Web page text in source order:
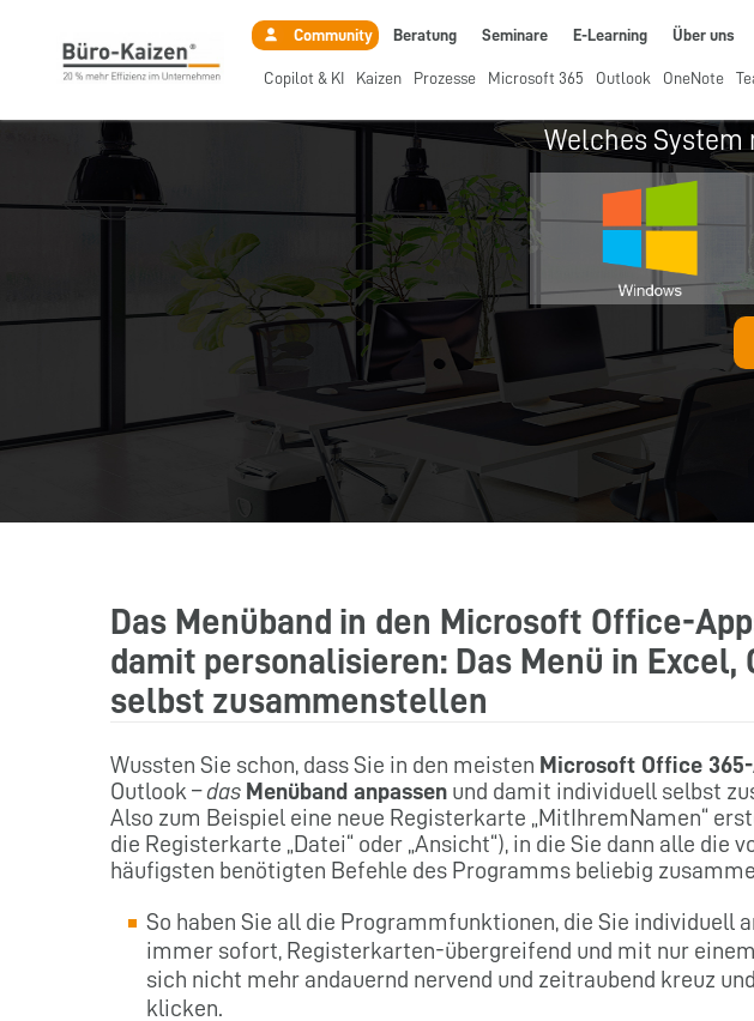
Community Beratung Seminare E-Learning Über uns
Copilot & KI Kaizen Prozesse Microsoft 365 Outlook OneNote
Welches
Das Menüband in den Microsoft Office-
damit personalisieren: Das Menü in Excel,
selbst zusammenstellen
Wussten Sie schon, dass Sie in den meisten Microsoft Office
Outlook –das Menüband anpassen und damit individuell selbst
Also zum Beispiel eine neue Registerkarte „MitIhremNamen“
die Registerkarte „Datei“ oder „Ansicht“), in die Sie dann alle die
häufigsten benötigten Befehle des Programms beliebig
So haben Sie all die Programmfunktionen, die Sie individuell
immer sofort, Registerkarten-übergreifend und mit nur
sich nicht mehr andauernd nervend und zeitraubend kreuz
klicken.